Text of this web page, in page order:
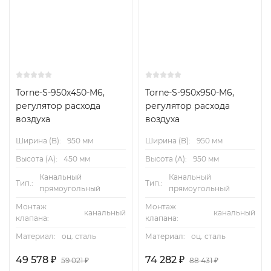
Для работы со скоростями воздушных потоков до 10
Герметичность корпуса по EN 1751, класс B
Шумоизолирующее покрытие для уменьшения
шума, генерируемого корпусом
Дополнительный шумоглушитель Серии TX для
снижение шума, генерируемого воздушным
для вторичного подогрева воздуха
Torne-S-950x450-M6,
регулятор расхода
воздуха
Ширина (B):
950 мм
Высота (А):
450 мм
Тип.:
Канальный
прямоугольный
Монтаж
клапана:
канальный
Материал: оц. сталь
49 578 ₽ 59 021₽
Torne-S-950x950-M6,
регулятор расхода
воздуха
Ширина (B):
950 мм
Высота (А):
950 мм
Тип.:
Канальный
прямоугольный
Монтаж
клапана:
канальный
Материал: оц. сталь
74 282 ₽ 88 431₽